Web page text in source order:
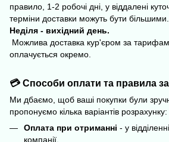
правило, 1-2 робочі дні, у віддалені
терміни доставки можуть бути більшими.
Неділя - вихідний день.
Можлива доставка кур'єром за
оплачується окремо.
💳 Способи оплати та правила
Ми дбаємо, щоб ваші покупки були
пропонуємо кілька варіантів розрахунку:
Оплата при отриманні - у
компанії.